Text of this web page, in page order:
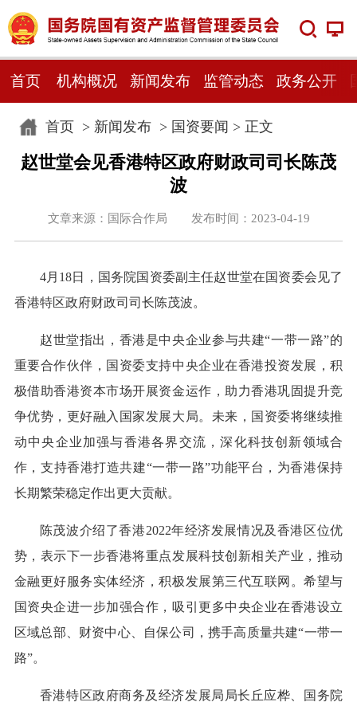
首页 机构概况 新闻发布 监管动态 政务公开
首页> 新闻发布> 国资要闻 > 正文
赵世堂会见香港特区政府财政司司长陈茂
波
文章来源：国际合作局 发布时间：2023-04-19
4月18日，国务院国资委副主任赵世堂在国资委会见了
香港特区政府财政司司长陈茂波。
赵世堂指出，香港是中央企业参与共建“一带一路”的
重要合作伙伴，国资委支持中央企业在香港投资发展，积
极借助香港资本市场开展资金运作，助力香港巩固提升竞
争优势，更好融入国家发展大局。未来，国资委将继续推
动中央企业加强与香港各界交流，深化科技创新领域合
作，支持香港打造共建“一带一路”功能平台，为香港保持
长期繁荣稳定作出更大贡献。
陈茂波介绍了香港2022年经济发展情况及香港区位优
势，表示下一步香港将重点发展科技创新相关产业，推动
金融更好服务实体经济，积极发展第三代互联网。希望与
国资央企进一步加强合作，吸引更多中央企业在香港设立
区域总部、财资中心、自保公司，携手高质量共建“一带一
路”。
香港特区政府商务及经济发展局局长丘应桦、国务院